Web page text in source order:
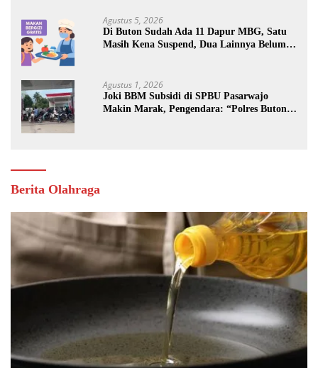
Agustus 5, 2026
Di Buton Sudah Ada 11 Dapur MBG, Satu
Masih Kena Suspend, Dua Lainnya Belum
Agustus 1, 2026
Joki BBM Subsidi di SPBU Pasarwajo
Makin Marak, Pengendara: “Polres Buton
Berita Olahraga